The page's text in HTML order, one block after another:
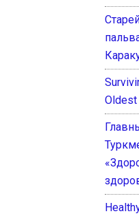
Oldest